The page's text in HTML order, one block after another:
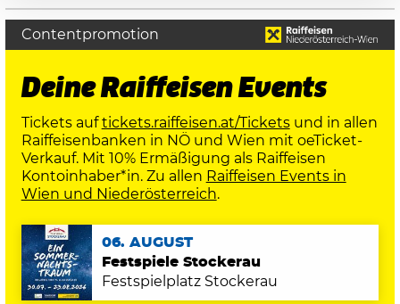
Contentpromotion
Deine Raiffeisen Events
Tickets auftickets.raiffeisen.at/Ticketsund in allen
Raiffeisenbanken in NÖ und Wien mit oeTicket-
Verkauf. Mit 10% Ermäßigung als Raiffeisen
Kontoinhaber*in. Zu allen Raiffeisen Events in
Wien und Niederösterreich.
06. AUGUST
Festspiele Stockerau
Festspielplatz Stockerau